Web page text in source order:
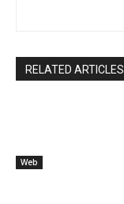
RELATED ARTICLES
Web